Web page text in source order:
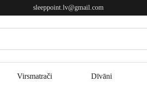
sleeppoint.lv@gmail.com
Virsmatrači Dīvāni